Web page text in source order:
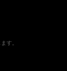
す。